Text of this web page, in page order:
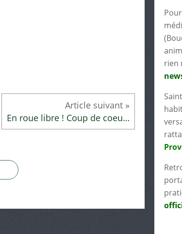
En roue libre ! Coup de coeur du mois d'avril
rien